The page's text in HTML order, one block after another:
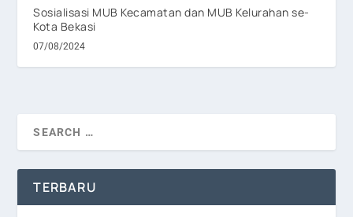
Sosialisasi MUB Kecamatan dan MUB Kelurahan se-
Kota Bekasi
07/08/2024
TERBARU